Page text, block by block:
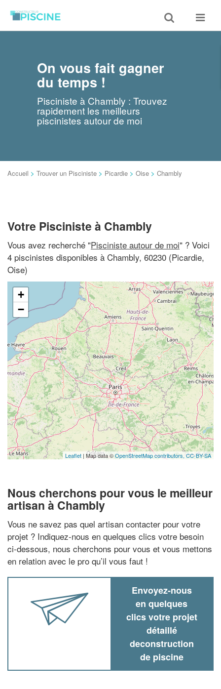
Toggle
search
Toggle
On vous fait gagner
du temps !
Pisciniste à Chambly : Trouvez
rapidement les meilleurs
piscinistes autour de moi
Accueil > Trouver un Pisciniste > Picardie > Oise > Chambly
Votre Pisciniste à Chambly
Vous avez recherché "Pisciniste autour de moi" ? Voici
4 piscinistes disponibles à Chambly, 60230 (Picardie,
Oise)
+
−
Leaflet | Map data ©OpenStreetMap contributors, CC-BY-SA
Nous cherchons pour vous le meilleur
artisan à Chambly
Vous ne savez pas quel artisan contacter pour votre
projet ? Indiquez-nous en quelques clics votre besoin
ci-dessous, nous cherchons pour vous et vous mettons
en relation avec le pro qu’il vous faut !
Envoyez-nous
en quelques
clics votre projet
détaillé
deconstruction
de piscine